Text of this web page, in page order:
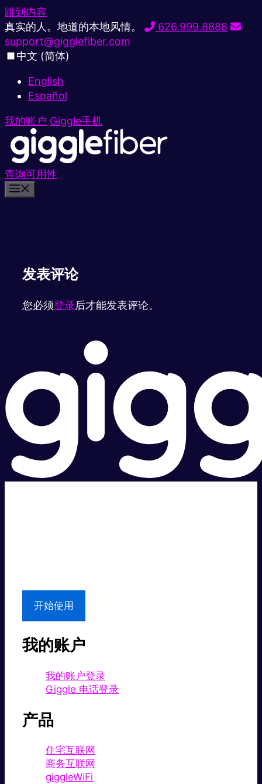
跳到内容
真实的人。地道的本地风情。
626.999.8888
support@gigglefiber.com
中文 (简体)
English
Español
我的账户 Giggle手机
查询可用性
发表评论
您必须登录后才能发表评论。
开始使用
我的账户
我的账户登录
Giggle 电话登录
产品
住宅互联网
商务互联网
giggleWiFi